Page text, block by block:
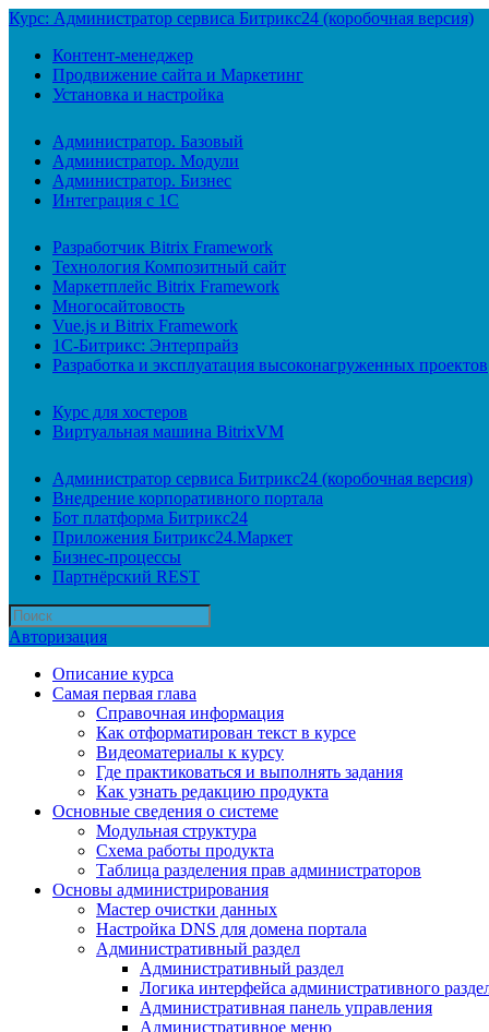
Курс: Администратор сервиса Битрикс24 (коробочная версия)
Контент-менеджер
Продвижение сайта и Маркетинг
Установка и настройка
Администратор. Базовый
Администратор. Модули
Администратор. Бизнес
Интеграция с 1С
Разработчик Bitrix Framework
Технология Композитный сайт
Маркетплейс Bitrix Framework
Многосайтовость
Vue.js и Bitrix Framework
1С-Битрикс: Энтерпрайз
Разработка и эксплуатация высоконагруженных проектов
Курс для хостеров
Виртуальная машина BitrixVM
Администратор сервиса Битрикс24 (коробочная версия)
Внедрение корпоративного портала
Бот платформа Битрикс24
Приложения Битрикс24.Маркет
Бизнес-процессы
Партнёрский REST
Авторизация
Описание курса
Самая первая глава
Справочная информация
Как отформатирован текст в курсе
Видеоматериалы к курсу
Где практиковаться и выполнять задания
Как узнать редакцию продукта
Основные сведения о системе
Модульная структура
Схема работы продукта
Таблица разделения прав администраторов
Основы администрирования
Мастер очистки данных
Настройка DNS для домена портала
Административный раздел
Административный раздел
Логика интерфейса административного
Административная панель управления
Административное меню